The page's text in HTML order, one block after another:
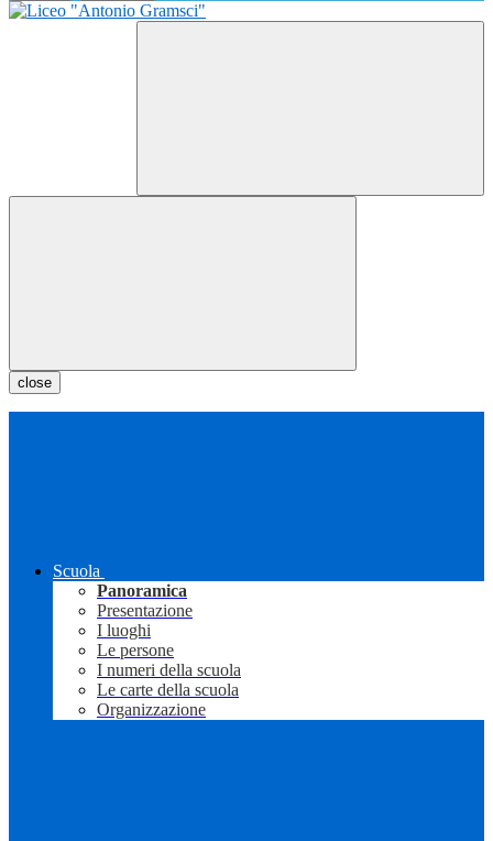
close
Scuola
Panoramica
Presentazione
I luoghi
Le persone
I numeri della scuola
Le carte della scuola
Organizzazione